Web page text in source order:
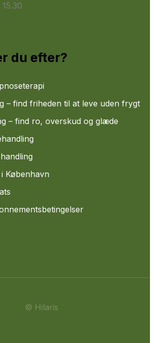
du efter?
– find friheden til at leve uden frygt
– find ro, overskud og glæde
København
© Hilaris